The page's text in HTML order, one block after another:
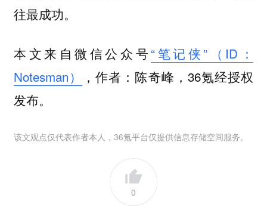
往最成功。
本文来自微信公众号“笔记侠”（ID：
Notesman）
，作者：陈奇峰，36氪经授权
发布。
该文观点仅代表作者本人，36氪平台仅提供信息存储空间服务。
0